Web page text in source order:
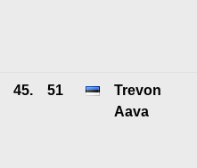
45. 51
Trevon
Aava